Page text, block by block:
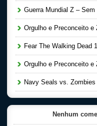
Guerra Mundial Z – Sem Cortes – BluRay
Orgulho e Preconceito e Zumbis 2016
Fear The Walking Dead 1° Temporada
Orgulho e Preconceito e Zumbis Torrent
Navy Seals vs. Zombies Torrent
Nenhum